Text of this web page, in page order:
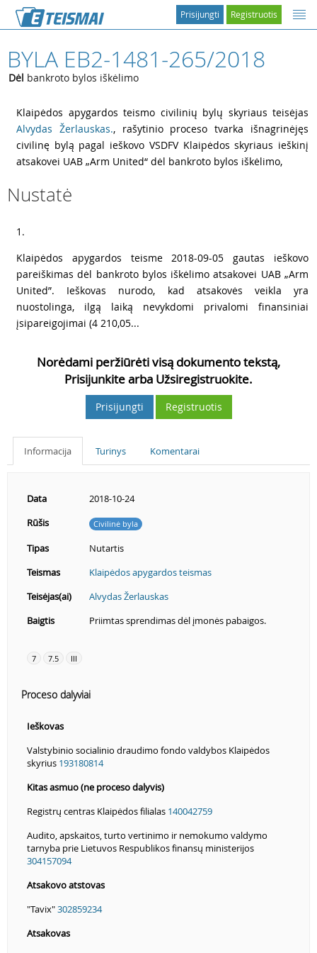
Registruotis
Prisijungti
BYLA EB2-1481-265/2018
Dėl bankroto bylos iškėlimo
Klaipėdos apygardos teismo civilinių bylų skyriaus teisėjas
Alvydas Žerlauskas., rašytinio proceso tvarka išnagrinėjęs
civilinę bylą pagal ieškovo VSDFV Klaipėdos skyriaus ieškinį
atsakovei UAB „Arm United“ dėl bankroto bylos iškėlimo,
Nustatė
1.
Klaipėdos apygardos teisme 2018-09-05 gautas ieškovo
pareiškimas dėl bankroto bylos iškėlimo atsakovei UAB „Arm
United”. Ieškovas nurodo, kad atsakovės veikla yra
nuostolinga, ilgą laiką nevykdomi privalomi finansiniai
įsipareigojimai (4 210,05...
Norėdami peržiūrėti visą dokumento tekstą,
Prisijunkite arba Užsiregistruokite.
Prisijungti Registruotis
Informacija Turinys Komentarai
Data
2018-10-24
Rūšis
Civilinė byla
Tipas
Nutartis
Teismas
Klaipėdos apygardos teismas
Teisėjas(ai)
Alvydas Žerlauskas
Baigtis
Priimtas sprendimas dėl įmonės pabaigos.
7 7.5 III
Proceso dalyviai
Ieškovas
Valstybinio socialinio draudimo fondo valdybos Klaipėdos
skyrius 193180814
Kitas asmuo (ne proceso dalyvis)
Registrų centras Klaipėdos filialas 140042759
Audito, apskaitos, turto vertinimo ir nemokumo valdymo
tarnyba prie Lietuvos Respublikos finansų ministerijos
304157094
Atsakovo atstovas
"Tavix"302859234
Atsakovas